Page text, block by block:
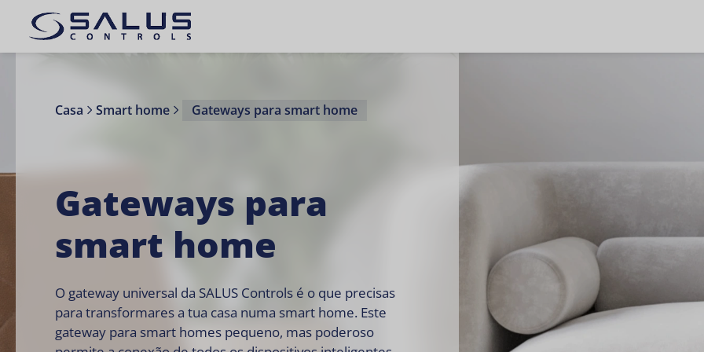
Casa Smart home Gateways para smart home
Gateways para
smart home
O gateway universal da SALUS Controls é o que precisas
para transformares a tua casa numa smart home. Este
gateway para smart homes pequeno, mas poderoso